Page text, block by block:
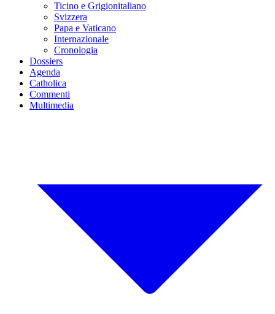
Ticino e Grigionitaliano
Svizzera
Papa e Vaticano
Internazionale
Cronologia
Dossiers
Agenda
Catholica
Commenti
Multimedia